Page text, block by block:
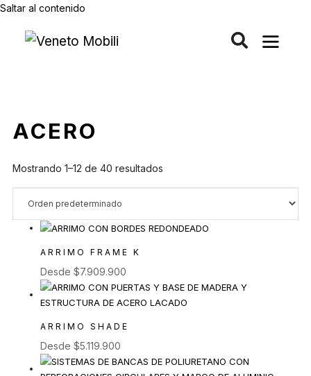
Saltar al contenido
ACERO
Mostrando 1–12 de 40 resultados
ARRIMO FRAME K
Desde $7.909.900
ARRIMO SHADE
Desde $5.119.900